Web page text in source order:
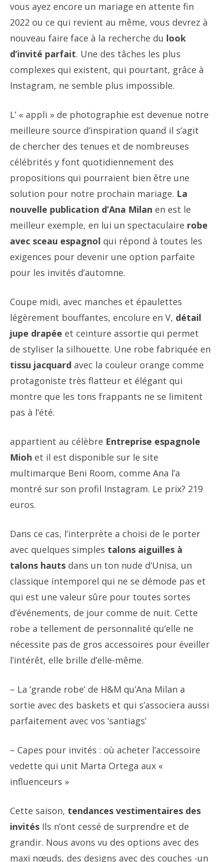
vous ayez encore un mariage en attente fin
2022 ou ce qui revient au même, vous devrez à
nouveau faire face à la recherche du look
d’invité parfait. Une des tâches les plus
complexes qui existent, qui pourtant, grâce à
Instagram, ne semble plus impossible.
L’ « appli » de photographie est devenue notre
meilleure source d’inspiration quand il s’agit
de chercher des tenues et de nombreuses
célébrités y font quotidiennement des
propositions qui pourraient bien être une
solution pour notre prochain mariage. La
nouvelle publication d’Ana Milan en est le
meilleur exemple, en lui un spectaculaire robe
avec sceau espagnol qui répond à toutes les
exigences pour devenir une option parfaite
pour les invités d’automne.
Coupe midi, avec manches et épaulettes
légèrement bouffantes, encolure en V, détail
jupe drapée et ceinture assortie qui permet
de styliser la silhouette. Une robe fabriquée en
tissu jacquard avec la couleur orange comme
protagoniste très flatteur et élégant qui
montre que les tons frappants ne se limitent
pas à l’été.
appartient au célèbre Entreprise espagnole
Mioh et il est disponible sur le site
multimarque Beni Room, comme Ana l’a
montré sur son profil Instagram. Le prix? 219
euros.
Dans ce cas, l’interprète a choisi de le porter
avec quelques simples talons aiguilles à
talons hauts dans un ton nude d’Unisa, un
classique intemporel qui ne se démode pas et
qui est une valeur sûre pour toutes sortes
d’événements, de jour comme de nuit. Cette
robe a tellement de personnalité qu’elle ne
nécessite pas de gros accessoires pour éveiller
l’intérêt, elle brille d’elle-même.
– La ‘grande robe’ de H&M qu’Ana Milan a
sortie avec des baskets et qui s’associera aussi
parfaitement avec vos ‘santiags’
– Capes pour invités : où acheter l’accessoire
vedette qui unit Marta Ortega aux «
influenceurs »
Cette saison, tendances vestimentaires des
invités Ils n’ont cessé de surprendre et de
grandir. Nous avons vu des options avec des
maxi nœuds, des designs avec des couches -un